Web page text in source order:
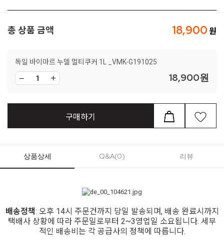
총 상품 금액 18,900
독일 바이마르 누델 멀티쿠커 1L _VMK-G191025
18,900원
구매하기
상품상세 Q&A(0) 리뷰
배송정책: 오후 14시 주문건까지 당일 발송되며, 배송 완료시까지
택배사 상황에 따라 주문일로부터 2~3영업일 소요됩니다. 세부
적인 배송비는 각 공급사의 정책에 따릅니다.